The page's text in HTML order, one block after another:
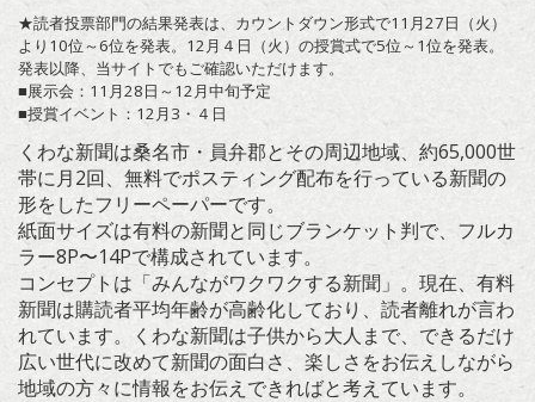
★読者投票部門の結果発表は、カウントダウン形式で11月27日（火）
より10位～6位を発表。12月４日（火）の授賞式で5位～1位を発表。
発表以降、当サイトでもご確認いただけます。
■展示会：11月28日～12月中旬予定
■授賞イベント：12月3・４日
くわな新聞は桑名市・員弁郡とその周辺地域、約65,000世
帯に月2回、無料でポスティング配布を行っている新聞の
形をしたフリーペーパーです。
紙面サイズは有料の新聞と同じブランケット判で、フルカ
ラー8P〜14Pで構成されています。
コンセプトは「みんながワクワクする新聞」。現在、有料
新聞は購読者平均年齢が高齢化しており、読者離れが言わ
れています。くわな新聞は子供から大人まで、できるだけ
広い世代に改めて新聞の面白さ、楽しさをお伝えしながら
地域の方々に情報をお伝えできればと考えています。